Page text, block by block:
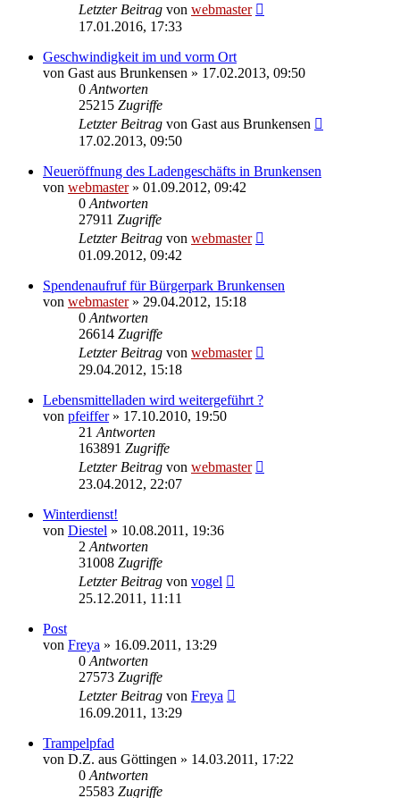
Letzter Beitrag von webmaster
17.01.2016, 17:33
Geschwindigkeit im und vorm Ort
von Gast aus Brunkensen » 17.02.2013, 09:50
0 Antworten
25215 Zugriffe
Letzter Beitrag von Gast aus Brunkensen
17.02.2013, 09:50
Neueröffnung des Ladengeschäfts in Brunkensen
von webmaster» 01.09.2012, 09:42
0 Antworten
27911 Zugriffe
Letzter Beitrag von webmaster
01.09.2012, 09:42
Spendenaufruf für Bürgerpark Brunkensen
von webmaster» 29.04.2012, 15:18
0 Antworten
26614 Zugriffe
Letzter Beitrag von webmaster
29.04.2012, 15:18
Lebensmittelladen wird weitergeführt ?
von pfeiffer» 17.10.2010, 19:50
21 Antworten
163891 Zugriffe
Letzter Beitrag von webmaster
23.04.2012, 22:07
Winterdienst!
von Diestel » 10.08.2011, 19:36
2 Antworten
31008 Zugriffe
Letzter Beitrag von vogel
25.12.2011, 11:11
Post
von Freya » 16.09.2011, 13:29
0 Antworten
27573 Zugriffe
Letzter Beitrag von Freya
16.09.2011, 13:29
Trampelpfad
von D.Z. aus Göttingen » 14.03.2011, 17:22
0 Antworten
25583 Zugriffe